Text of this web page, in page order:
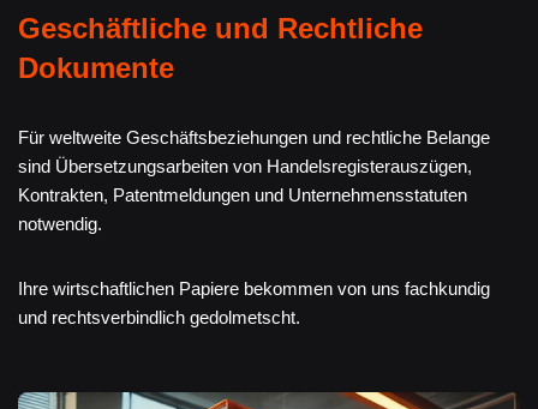
Geschäftliche und Rechtliche
Dokumente
Für weltweite Geschäftsbeziehungen und rechtliche Belange
sind Übersetzungsarbeiten von Handelsregisterauszügen,
Kontrakten, Patentmeldungen und Unternehmensstatuten
notwendig.
Ihre wirtschaftlichen Papiere bekommen von uns fachkundig
und rechtsverbindlich gedolmetscht.